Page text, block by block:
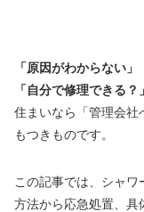
「原因がわからない
「自分で修理できる？」
住まいなら「管理会社
もつきものです。
この記事では、シャ
方法から応急処置、具